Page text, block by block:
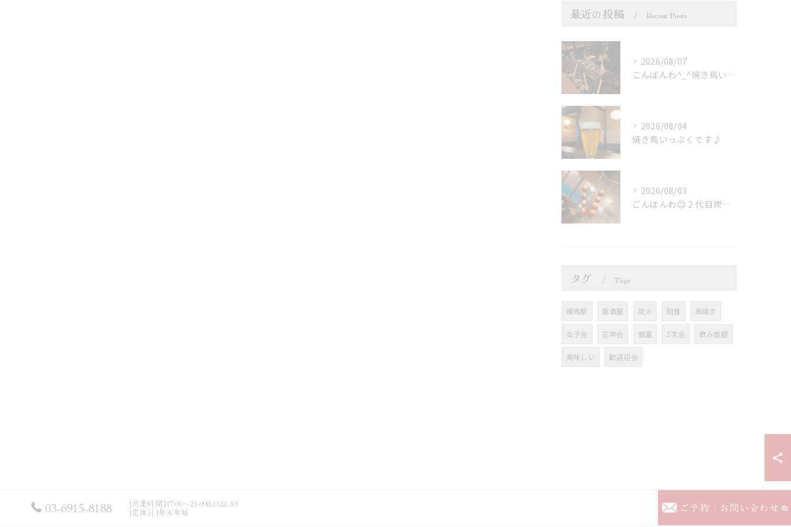
最近の投稿 Recent Posts
2026/08/07
こんばんわ^_^焼き鳥いっぷくです🐓
2026/08/04
焼き鳥いっぷくです♪
2026/08/03
ごんばんわ😊２代目炭火焼鳥いっぷくです
タグ Tags
練馬駅 居酒屋 炭火 和食 串焼き
女子会 忘年会 個室 2次会 飲み放題
美味しい 歓送迎会
03-6915-8188 [営業時間]17:00～23:00(LO.22:30)
[定休日]年末年始 ご予約・お問い合わせ